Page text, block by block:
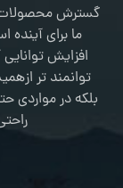
گسترش محصولات
ما برای آینده
افزایش
توانمند تر
بلکه در مواردی